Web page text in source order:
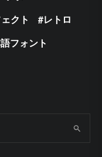
クト
レトロ
フォント